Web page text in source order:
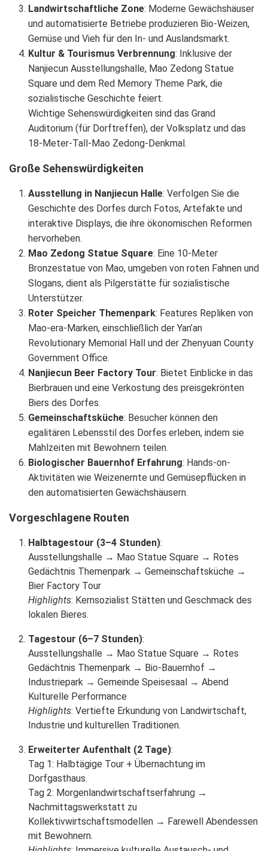
Landwirtschaftliche Zone: Moderne Gewächshäuser
und automatisierte Betriebe produzieren Bio-Weizen,
Gemüse und Vieh für den In- und Auslandsmarkt.
Kultur & Tourismus Verbrennung: Inklusive der
Nanjiecun Ausstellungshalle, Mao Zedong Statue
Square und dem Red Memory Theme Park, die
sozialistische Geschichte feiert.
Wichtige Sehenswürdigkeiten sind das Grand
Auditorium (für Dorftreffen), der Volksplatz und das
18-Meter-Tall-Mao Zedong-Denkmal.
Große Sehenswürdigkeiten
Ausstellung in Nanjiecun Halle: Verfolgen Sie die
Geschichte des Dorfes durch Fotos, Artefakte und
interaktive Displays, die ihre ökonomischen Reformen
hervorheben.
Mao Zedong Statue Square: Eine 10-Meter
Bronzestatue von Mao, umgeben von roten Fahnen und
Slogans, dient als Pilgerstätte für sozialistische
Unterstützer.
Roter Speicher Themenpark: Features Repliken von
Mao-era-Marken, einschließlich der Yan’an
Revolutionary Memorial Hall und der Zhenyuan County
Government Office.
Nanjiecun Beer Factory Tour: Bietet Einblicke in das
Bierbrauen und eine Verkostung des preisgekrönten
Biers des Dorfes.
Gemeinschaftsküche: Besucher können den
egalitären Lebensstil des Dorfes erleben, indem sie
Mahlzeiten mit Bewohnern teilen.
Biologischer Bauernhof Erfahrung: Hands-on-
Aktivitäten wie Weizenernte und Gemüsepflücken in
den automatisierten Gewächshäusern.
Vorgeschlagene Routen
Halbtagestour (3–4 Stunden):
Ausstellungshalle → Mao Statue Square → Rotes
Gedächtnis Themenpark → Gemeinschaftsküche →
Bier Factory Tour
Highlights: Kernsozialist Stätten und Geschmack des
lokalen Bieres.
Tagestour (6–7 Stunden):
Ausstellungshalle → Mao Statue Square → Rotes
Gedächtnis Themenpark → Bio-Bauernhof →
Industriepark → Gemeinde Speisesaal → Abend
Kulturelle Performance
Highlights: Vertiefte Erkundung von Landwirtschaft,
Industrie und kulturellen Traditionen.
Erweiterter Aufenthalt (2 Tage):
Tag 1: Halbtägige Tour + Übernachtung im
Dorfgasthaus.
Tag 2: Morgenlandwirtschaftserfahrung →
Nachmittagswerkstatt zu
Kollektivwirtschaftsmodellen → Farewell Abendessen
mit Bewohnern.